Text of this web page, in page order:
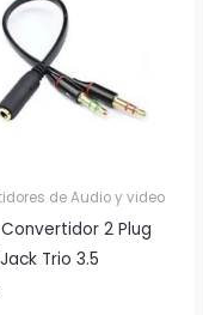
de Audio y video
2 Plug
Trio 3.5